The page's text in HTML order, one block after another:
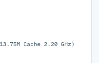
Cache 2.20 GHz)